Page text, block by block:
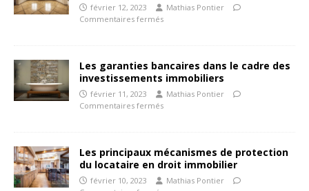
février 12, 2023
Mathias Pontier
Commentaires fermés
Les garanties bancaires dans le cadre des
investissements immobiliers
février 11, 2023
Mathias Pontier
Commentaires fermés
Les principaux mécanismes de protection
du locataire en droit immobilier
février 10, 2023
Mathias Pontier